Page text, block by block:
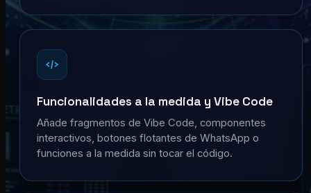
Funcionalidades a la medida y Vibe Code
Añade fragmentos de Vibe Code, componentes
interactivos, botones flotantes de WhatsApp o
funciones a la medida sin tocar el código.